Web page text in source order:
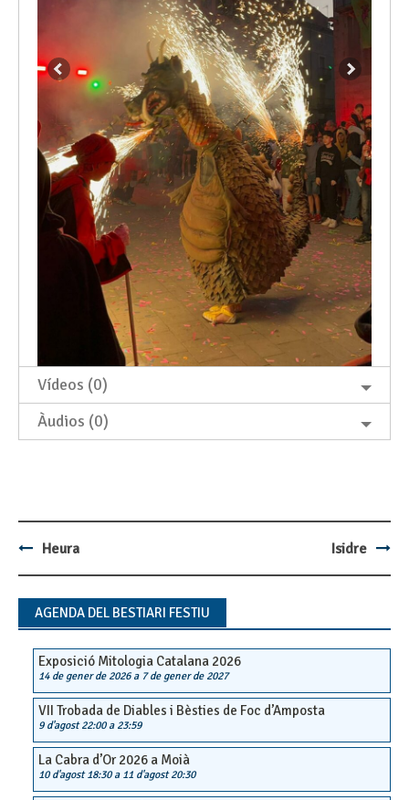
Vídeos (0)
Àudios (0)
Post
navigation
Heura Isidre
AGENDA DEL BESTIARI FESTIU
Exposició Mitologia Catalana 2026
14 de gener de 2026a 7 de gener de 2027
VII Trobada de Diables i Bèsties de Foc d’Amposta
9 d'agost 22:00a 23:59
La Cabra d’Or 2026 a Moià
10 d'agost 18:30a 11 d'agost 20:30